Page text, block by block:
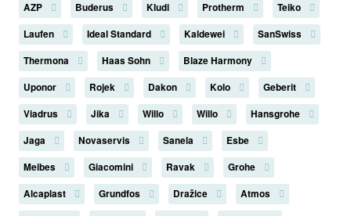
AZP
Buderus Kludi Protherm
Teiko
Laufen
Ideal Standard Kaldewei
SanSwiss
Thermona
Haas Sohn
Blaze Harmony
Uponor
Rojek Dakon Kolo
Geberit
Viadrus
Jika Willo Willo
Hansgrohe
Jaga
Novaservis Sanela
Esbe
Meibes
Giacomini Ravak
Grohe
Alcaplast
Grundfos Dražice
Atmos